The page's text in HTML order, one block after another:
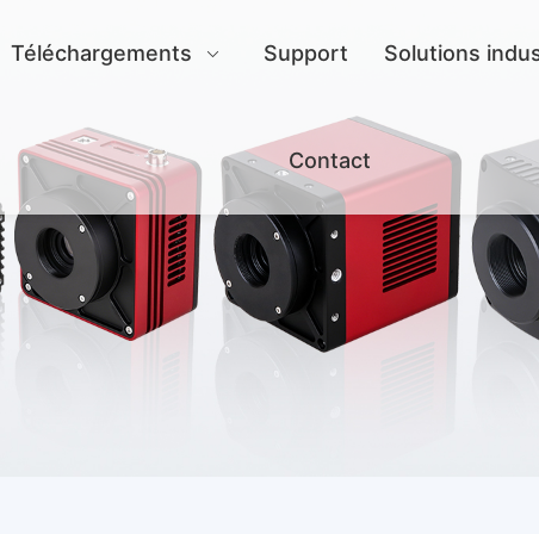
Téléchargements Support Solutions
Contact